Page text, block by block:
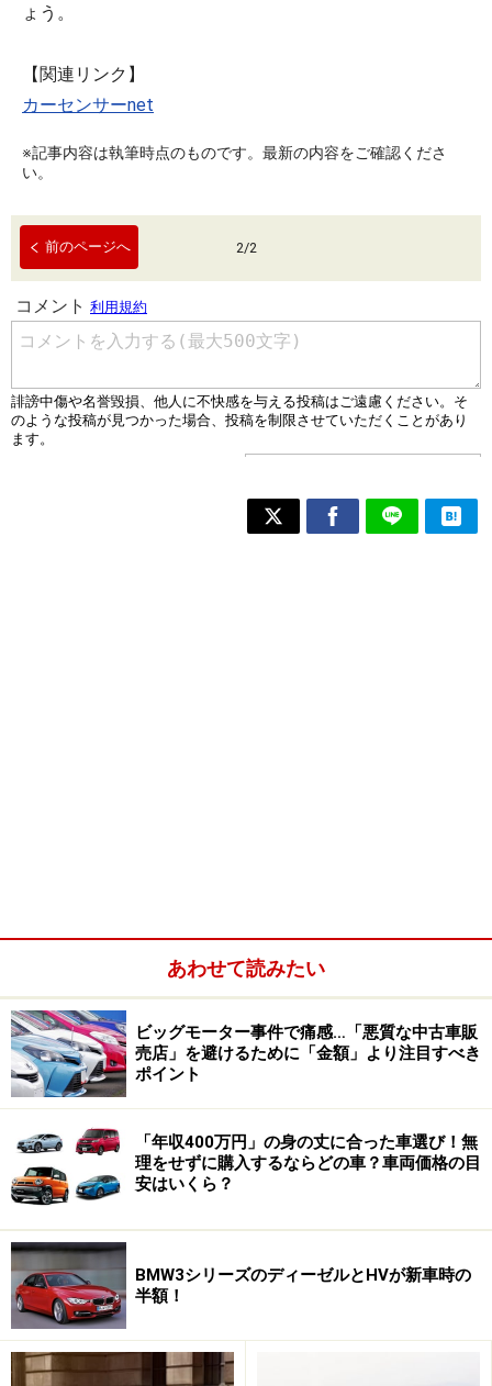
ょう。
【関連リンク】
カーセンサーnet
※記事内容は執筆時点のものです。最新の内容をご確認くださ
い。
前のページへ 2/2
あわせて読みたい
ビッグモーター事件で痛感…「悪質な中古車販
売店」を避けるために「金額」より注目すべき
ポイント
「年収400万円」の身の丈に合った車選び！無
理をせずに購入するならどの車？車両価格の目
安はいくら？
BMW3シリーズのディーゼルとHVが新車時の
半額！